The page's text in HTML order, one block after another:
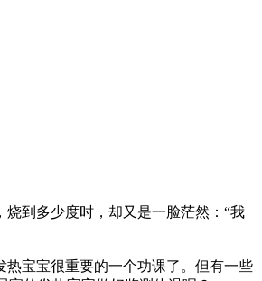
到多少度时，却又是一脸茫然：“我
宝宝很重要的一个功课了。但有一些